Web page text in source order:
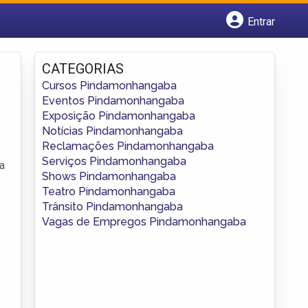
Entrar
Fazer login
Criar conta
CATEGORIAS
Cursos Pindamonhangaba
Eventos Pindamonhangaba
Exposição Pindamonhangaba
Notícias Pindamonhangaba
Reclamações Pindamonhangaba
Serviços Pindamonhangaba
Shows Pindamonhangaba
Teatro Pindamonhangaba
Trânsito Pindamonhangaba
Vagas de Empregos Pindamonhangaba